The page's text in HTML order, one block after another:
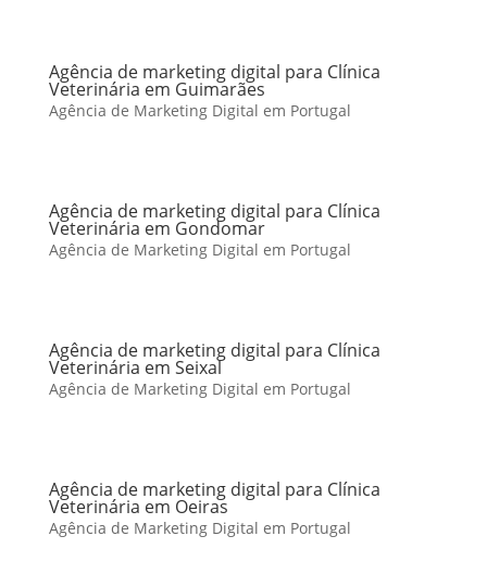
Agência de marketing digital para Clínica
Veterinária em Guimarães
Agência de Marketing Digital em Portugal
Agência de marketing digital para Clínica
Veterinária em Gondomar
Agência de Marketing Digital em Portugal
Agência de marketing digital para Clínica
Veterinária em Seixal
Agência de Marketing Digital em Portugal
Agência de marketing digital para Clínica
Veterinária em Oeiras
Agência de Marketing Digital em Portugal